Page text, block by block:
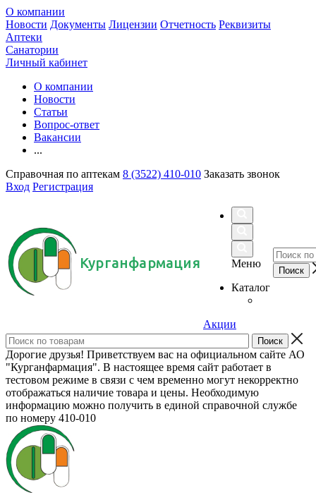
О компании
Новости Документы Лицензии Отчетность Реквизиты
Аптеки
Санатории
Личный кабинет
О компании
Новости
Статьи
Вопрос-ответ
Вакансии
...
Справочная по аптекам 8 (3522) 410-010 Заказать звонок
Вход Регистрация
Курганфармация
Меню
Каталог
Акции
Дорогие друзья! Приветствуем вас на официальном сайте АО
"Курганфармация". В настоящее время сайт работает в
тестовом режиме в связи с чем временно могут некорректно
отображаться наличие товара и цены. Необходимую
информацию можно получить в единой справочной службе
по номеру 410-010